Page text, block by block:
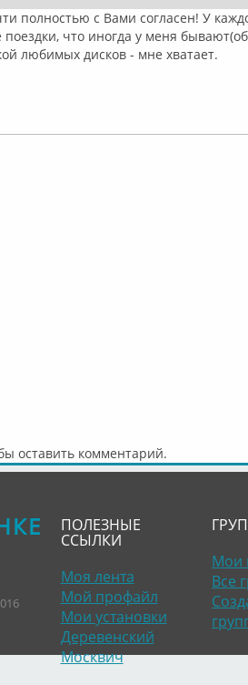
полностью с Вами согласен! У
поездки, что иногда у меня
любимых дисков - мне хватает.
оставить комментарий.
ПОЛЕЗНЫЕ
ССЫЛКИ
Моя лента
Мой профайл
Мои установки
Деревенский
Москвич
Мои
Все